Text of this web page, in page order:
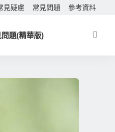
見疑慮 常見問題 參考資料
題(精華版)